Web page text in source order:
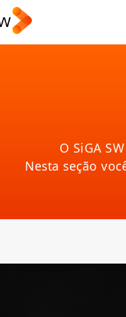
O SiGA
Nesta seção